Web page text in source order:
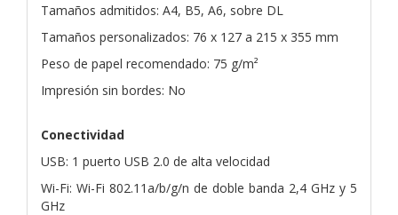
Tamaños admitidos: A4, B5, A6, sobre DL
Tamaños personalizados: 76 x 127 a 215 x 355 mm
Peso de papel recomendado: 75 g/m²
Impresión sin bordes: No
Conectividad
USB: 1 puerto USB 2.0 de alta velocidad
Wi-Fi: Wi-Fi 802.11a/b/g/n de doble banda 2,4 GHz y 5
GHz